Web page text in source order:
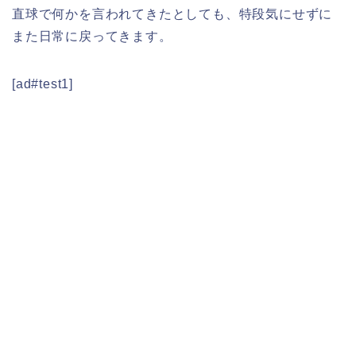
直球で何かを言われてきたとしても、特段気にせずに
また日常に戻ってきます。
[ad#test1]